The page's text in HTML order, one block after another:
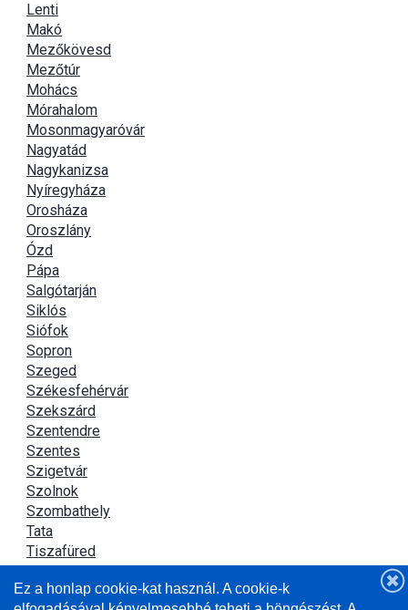
Lenti
Makó
Mezőkövesd
Mezőtúr
Mohács
Mórahalom
Mosonmagyaróvár
Nagyatád
Nagykanizsa
Nyíregyháza
Orosháza
Oroszlány
Ózd
Pápa
Salgótarján
Siklós
Siófok
Sopron
Szeged
Székesfehérvár
Szekszárd
Szentendre
Szentes
Szigetvár
Szolnok
Szombathely
Tata
Tiszafüred
Újszász
Ez a honlap cookie-kat használ. A cookie-k